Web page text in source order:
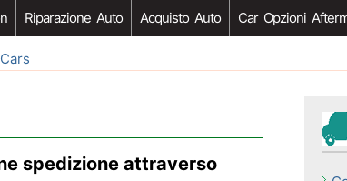
Riparazione Auto Acquisto Auto Car Opzioni
Cars
spedizione attraverso